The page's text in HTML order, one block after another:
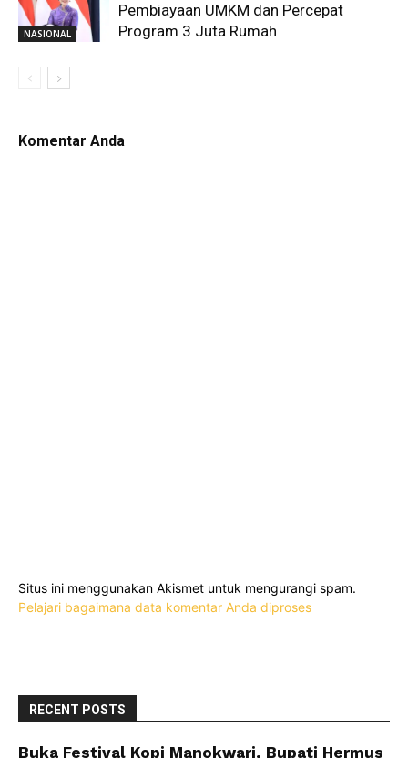
NASIONAL
Pembiayaan UMKM dan Percepat
Program 3 Juta Rumah
Komentar Anda
Situs ini menggunakan Akismet untuk mengurangi spam.
Pelajari bagaimana data komentar Anda diproses
RECENT POSTS
Buka Festival Kopi Manokwari, Bupati Hermus